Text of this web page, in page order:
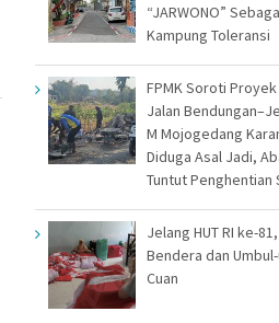
“JARWONO”
Kampung Toleransi
FPMK Soroti
Jalan
M Mojogedang
Diduga Asal Jadi,
Tuntut Penghentian
Jelang HUT RI ke-
Bendera dan
Cuan